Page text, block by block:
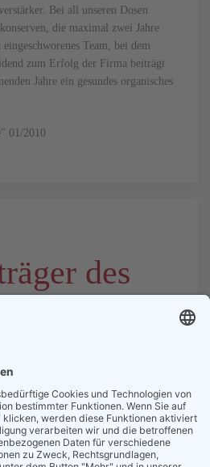
Bei all unseren Dosen
die maximal zwei Jahre
Team, bei dem
zum Erfolg der Firma beiträgt
Jahre ein gesundes organisches
01/2010
des
Mandelkow im nahe Stendal
"Zum Feinschmecker" sowie
Turbulenzen ließ sie dann
suchen: so konnte nach einem